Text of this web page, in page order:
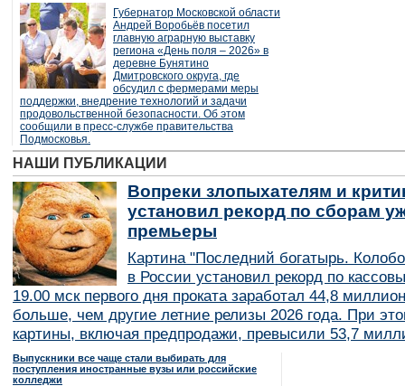
Губернатор Московской области
Андрей Воробьёв посетил
главную аграрную выставку
региона «День поля – 2026» в
деревне Бунятино
Дмитровского округа, где
обсудил с фермерами меры
поддержки, внедрение технологий и задачи
продовольственной безопасности. Об этом
сообщили в пресс-службе правительства
Подмосковья.
НАШИ ПУБЛИКАЦИИ
Вопреки злопыхателям и
установил рекорд по сборам
премьеры
Картина "Последний богатырь.
в России установил рекорд по
19.00 мск первого дня проката заработал 44,8
больше, чем другие летние релизы 2026 года. При
картины, включая предпродажи, превысили 53,7
Выпускники все чаще стали выбирать для
поступления иностранные вузы или российские
колледжи